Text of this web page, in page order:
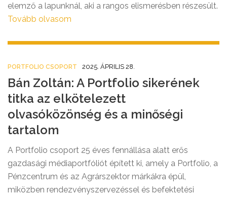
elemző a lapunknál, aki a rangos elismerésben részesült.
Tovább olvasom
PORTFOLIO CSOPORT 2025. ÁPRILIS 28.
Bán Zoltán: A Portfolio sikerének
titka az elkötelezett
olvasóközönség és a minőségi
tartalom
A Portfolio csoport 25 éves fennállása alatt erős
gazdasági médiaportfóliót épített ki, amely a Portfolio, a
Pénzcentrum és az Agrárszektor márkákra épül,
miközben rendezvényszervezéssel és befektetési